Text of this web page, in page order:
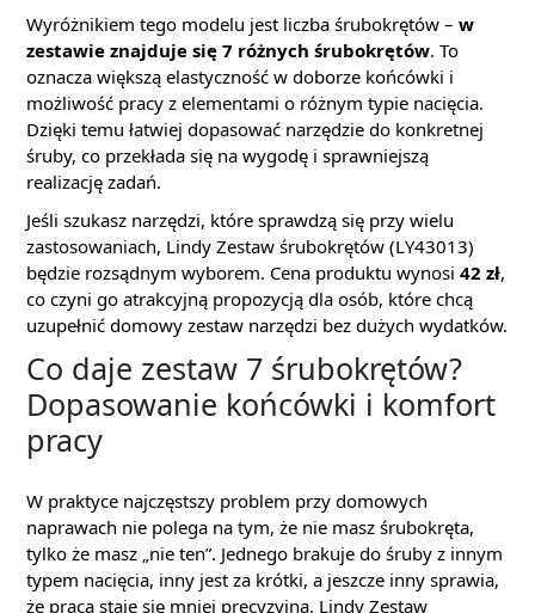
Wyróżnikiem tego modelu jest liczba śrubokrętów – w
zestawie znajduje się 7 różnych śrubokrętów. To
oznacza większą elastyczność w doborze końcówki i
możliwość pracy z elementami o różnym typie nacięcia.
Dzięki temu łatwiej dopasować narzędzie do konkretnej
śruby, co przekłada się na wygodę i sprawniejszą
realizację zadań.
Jeśli szukasz narzędzi, które sprawdzą się przy wielu
zastosowaniach, Lindy Zestaw śrubokrętów (LY43013)
będzie rozsądnym wyborem. Cena produktu wynosi 42 zł,
co czyni go atrakcyjną propozycją dla osób, które chcą
uzupełnić domowy zestaw narzędzi bez dużych wydatków.
Co daje zestaw 7 śrubokrętów?
Dopasowanie końcówki i komfort
pracy
W praktyce najczęstszy problem przy domowych
naprawach nie polega na tym, że nie masz śrubokręta,
tylko że masz „nie ten”. Jednego brakuje do śruby z innym
typem nacięcia, inny jest za krótki, a jeszcze inny sprawia,
że praca staje się mniej precyzyjna. Lindy Zestaw